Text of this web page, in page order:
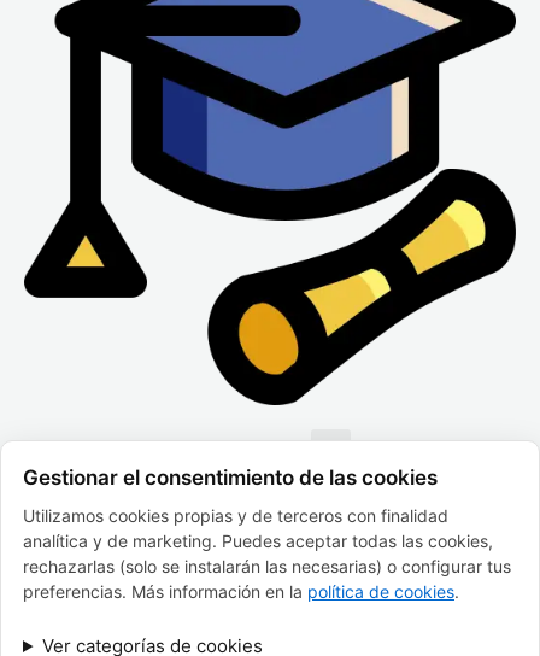
Menu
FINANCIADO POR LA UNIÓN EUROPEA CON EL
PROGRAMA KIT DIGITAL POR LOS FONDOS NEXT
GENERATION (EU) DEL MECANISMO DE RECUPERACIÓN
Y RESILENCIA
Gestionar el consentimiento de las cookies
Utilizamos cookies propias y de terceros con finalidad
analítica y de marketing. Puedes aceptar todas las cookies,
rechazarlas (solo se instalarán las necesarias) o configurar tus
preferencias. Más información en la política de cookies.
Ver categorías de cookies